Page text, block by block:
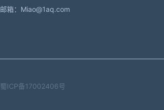
邮箱：Miao@1aq.com
蜀ICP备17002406号